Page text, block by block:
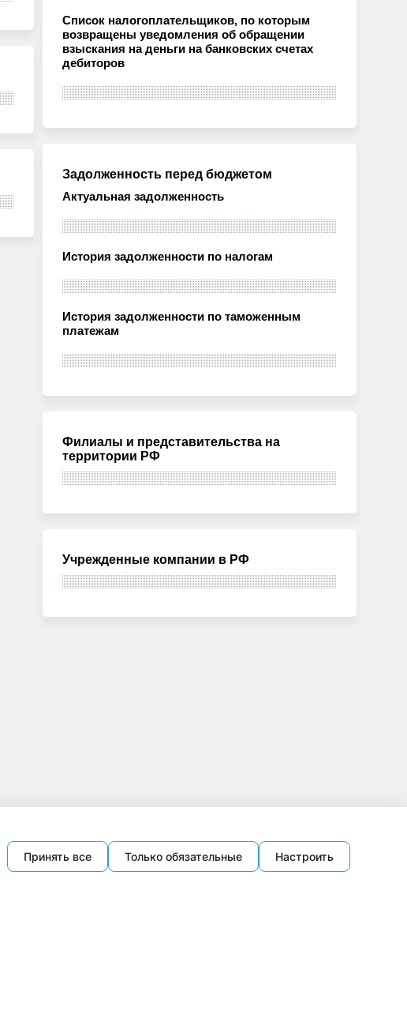
Список налогоплательщиков, по которым
возвращены уведомления об обращении
взыскания на деньги на банковских счетах
дебиторов
Задолженность перед бюджетом
Актуальная задолженность
История задолженности по налогам
История задолженности по таможенным
платежам
Филиалы и представительства на
территории РФ
Учрежденные компании в РФ
Принять все Только обязательные Настроить